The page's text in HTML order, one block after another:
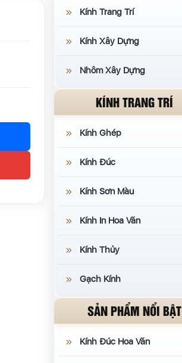
Kính Trang Trí
Kính Xây Dựng
Nhôm Xây Dựng
KÍNH TRANG TRÍ
Kính Ghép
Kính Đúc
Kính Sơn Màu
Kính In Hoa Văn
Kính Thủy
Gạch Kính
SẢN PHẨM NỔI BẬT
Kính Đúc Hoa Văn